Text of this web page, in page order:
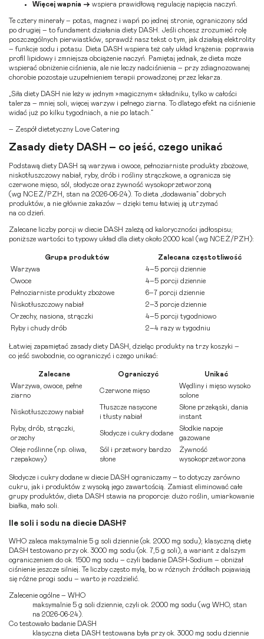
Więcej wapnia → wspiera prawidłową regulację napięcia naczyń.
Te cztery minerały – potas, magnez i wapń po jednej stronie, ograniczony sód
po drugiej – to fundament działania diety DASH . Jeśli chcesz zrozumieć rolę
poszczególnych pierwiastków, sprawdź nasz tekst o tym, jak działają elektrolity
– funkcje sodu i potasu. Dieta DASH wspiera też cały układ krążenia: poprawia
profil lipidowy i zmniejsza obciążenie naczyń. Pamiętaj jednak, że dieta może
wspierać obniżenie ciśnienia, ale nie leczy nadciśnienia – przy zdiagnozowanej
chorobie pozostaje uzupełnieniem terapii prowadzonej przez lekarza.
„Siła diety DASH nie leży w jednym »magicznym« składniku, tylko w całości
talerza – mniej soli, więcej warzyw i pełnego ziarna. To dlatego efekt na ciśnienie
widać już po kilku tygodniach, a nie po latach.”
– Zespół dietetyczny Love Catering
Zasady diety DASH – co jeść, czego unikać
Podstawą diety DASH są warzywa i owoce, pełnoziarniste produkty zbożowe,
niskotłuszczowy nabiał, ryby, drób i rośliny strączkowe, a ogranicza się
czerwone mięso, sól, słodycze oraz żywność wysokoprzetworzoną
(wg NCEŻ/PZH, stan na 2026-06-24). To dieta „dodawania” dobrych
produktów, a nie głównie zakazów – dzięki temu łatwiej ją utrzymać
na co dzień.
Zalecane liczby porcji w diecie DASH zależą od kaloryczności jadłospisu;
poniższe wartości to typowy układ dla diety około 2000 kcal (wg NCEŻ/PZH):
Grupa produktów
Zalecana częstotliwość
Warzywa
4–5 porcji dziennie
Owoce
4–5 porcji dziennie
Pełnoziarniste produkty zbożowe
6–7 porcji dziennie
Niskotłuszczowy nabiał
2–3 porcje dziennie
Orzechy, nasiona, strączki
4–5 porcji tygodniowo
Ryby i chudy drób
2–4 razy w tygodniu
Łatwiej zapamiętać zasady diety DASH, dzieląc produkty na trzy koszyki –
co jeść swobodnie, co ograniczyć i czego unikać:
Zalecane Ograniczyć
Unikać
Warzywa, owoce, pełne
ziarno
Czerwone mięso
Wędliny i mięso wysoko
solone
Niskotłuszczowy nabiał
Tłuszcze nasycone
i tłusty nabiał
Słone przekąski, dania
instant
Ryby, drób, strączki,
orzechy
Słodycze i cukry dodane
Słodkie napoje
gazowane
Oleje roślinne (np. oliwa,
rzepakowy)
Sól i przetwory bardzo
słone
Żywność
wysokoprzetworzona
Słodycze i cukry dodane w diecie DASH ograniczamy – to dotyczy zarówno
cukru, jak i produktów z wysoką jego zawartością. Zamiast eliminować całe
grupy produktów, dieta DASH stawia na proporcje: dużo roślin, umiarkowanie
białka, mało soli.
Ile soli i sodu na diecie DASH?
WHO zaleca maksymalnie 5 g soli dziennie (ok. 2000 mg sodu); klasyczną dietę
DASH testowano przy ok. 3000 mg sodu (ok. 7,5 g soli), a wariant z dalszym
ograniczeniem do ok. 1500 mg sodu – czyli badanie DASH-Sodium – obniżał
ciśnienie jeszcze silniej. Te liczby często mylą, bo w różnych źródłach pojawiają
się różne progi sodu – warto je rozdzielić.
Zalecenie ogólne – WHO
maksymalnie 5 g soli dziennie, czyli ok. 2000 mg sodu (wg WHO, stan
na 2026-06-24).
Co testowało badanie DASH
klasyczna dieta DASH testowana była przy ok. 3000 mg sodu dziennie